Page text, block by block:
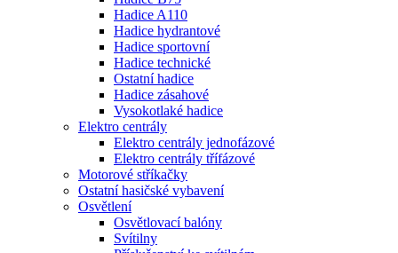
Hadice A110
Hadice hydrantové
Hadice sportovní
Hadice technické
Ostatní hadice
Hadice zásahové
Vysokotlaké hadice
Elektro centrály
Elektro centrály jednofázové
Elektro centrály třífázové
Motorové stříkačky
Ostatní hasičské vybavení
Osvětlení
Osvětlovací balóny
Svítilny